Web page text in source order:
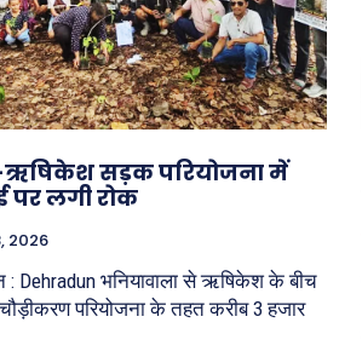
सड़क परियोजना में
पर लगी रोक
2026
: Dehradun भनियावाला से ऋषिकेश के बीच
परियोजना के तहत करीब 3 हजार